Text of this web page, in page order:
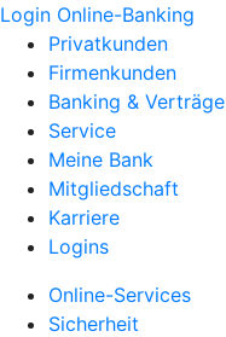
Login Online-Banking
Privatkunden
Firmenkunden
Banking & Verträge
Service
Meine Bank
Mitgliedschaft
Karriere
Logins
Online-Services
Sicherheit